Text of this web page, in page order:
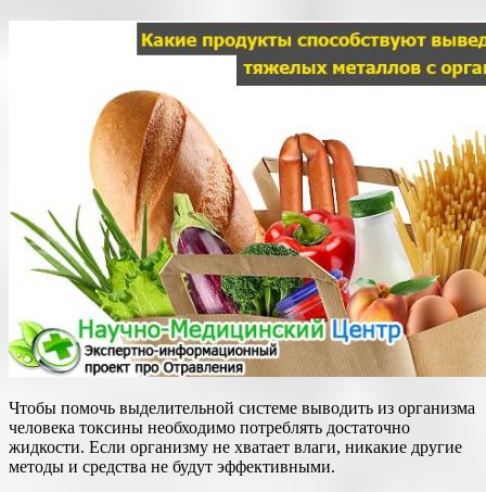
Чтобы помочь выделительной системе выводить из организма
человека токсины необходимо потреблять достаточно
жидкости. Если организму не хватает влаги, никакие другие
методы и средства не будут эффективными.